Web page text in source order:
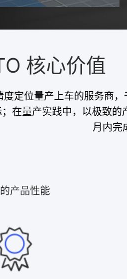
核心价值
度定位量产上车的服务商
在量产实践中，以极致
月内完
产品性能